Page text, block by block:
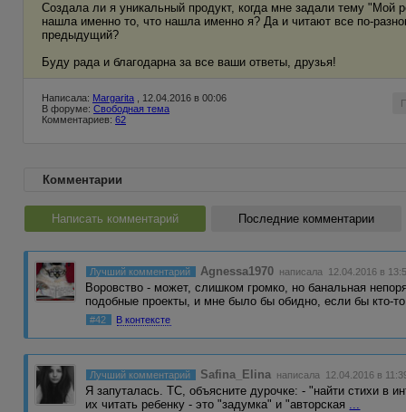
Создала ли я уникальный продукт, когда мне задали тему "Мой
нашла именно то, что нашла именно я? Да и читают все по-
предыдущий?
Буду рада и благодарна за все ваши ответы, друзья!
Написала: Margarita , 12.04.2016 в 00:06
В форуме: Свободная тема
Комментариев: 62
Комментарии
Написать комментарий Последние комментарии
Лучший комментарий Agnessa1970 написала 12.04.2016 в
Воровство - может, слишком громко, но банальная
подобные проекты, и мне было бы обидно, если бы кто-
#42 В контексте
Лучший комментарий Safina_Elina написала 12.04.2016 в
Я запуталась. ТС, объясните дурочке: - "найти стихи в
их читать ребенку - это "задумка" и "авторская